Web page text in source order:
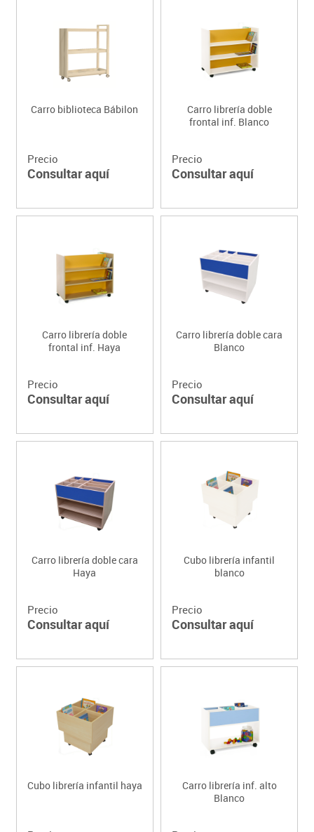
Carro biblioteca Bábilon
Precio
Consultar aquí
Carro librería doble
frontal inf. Blanco
Precio
Consultar aquí
Carro librería doble
frontal inf. Haya
Precio
Consultar aquí
Carro librería doble cara
Blanco
Precio
Consultar aquí
Carro librería doble cara
Haya
Precio
Consultar aquí
Cubo librería infantil
blanco
Precio
Consultar aquí
Cubo librería infantil haya
Carro librería inf. alto
Blanco